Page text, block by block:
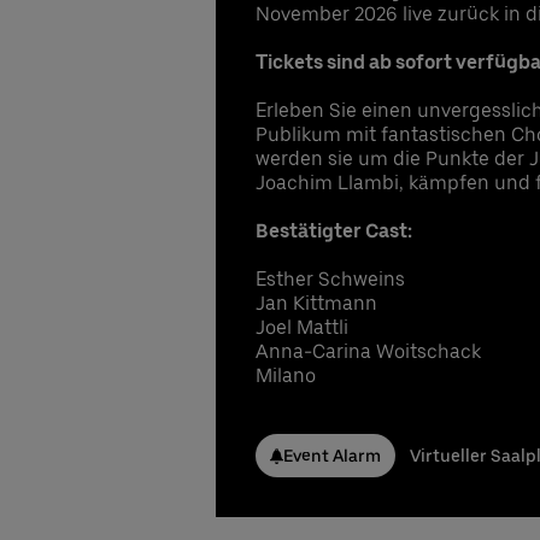
November 2026 live zurück in
Tickets sind ab sofort
Erleben Sie einen
Publikum mit fantastischen
werden sie um die Punkte der
Joachim Llambi, kämpfen und
Bestätigter Cast:
Esther Schweins
Jan Kittmann
Joel Mattli
Anna-Carina Woitschack
Milano
Event Alarm Virtueller
1
E-
E-